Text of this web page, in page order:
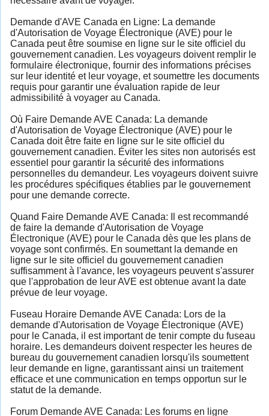
Demande d'AVE Canada en Ligne: La demande
d'Autorisation de Voyage Électronique (AVE) pour le
Canada peut être soumise en ligne sur le site officiel du
gouvernement canadien. Les voyageurs doivent remplir le
formulaire électronique, fournir des informations précises
sur leur identité et leur voyage, et soumettre les documents
requis pour garantir une évaluation rapide de leur
admissibilité à voyager au Canada.
Où Faire Demande AVE Canada: La demande
d'Autorisation de Voyage Électronique (AVE) pour le
Canada doit être faite en ligne sur le site officiel du
gouvernement canadien. Éviter les sites non autorisés est
essentiel pour garantir la sécurité des informations
personnelles du demandeur. Les voyageurs doivent suivre
les procédures spécifiques établies par le gouvernement
pour une demande correcte.
Quand Faire Demande AVE Canada: Il est recommandé
de faire la demande d'Autorisation de Voyage
Électronique (AVE) pour le Canada dès que les plans de
voyage sont confirmés. En soumettant la demande en
ligne sur le site officiel du gouvernement canadien
suffisamment à l'avance, les voyageurs peuvent s'assurer
que l'approbation de leur AVE est obtenue avant la date
prévue de leur voyage.
Fuseau Horaire Demande AVE Canada: Lors de la
demande d'Autorisation de Voyage Électronique (AVE)
pour le Canada, il est important de tenir compte du fuseau
horaire. Les demandeurs doivent respecter les heures de
bureau du gouvernement canadien lorsqu'ils soumettent
leur demande en ligne, garantissant ainsi un traitement
efficace et une communication en temps opportun sur le
statut de la demande.
Forum Demande AVE Canada: Les forums en ligne